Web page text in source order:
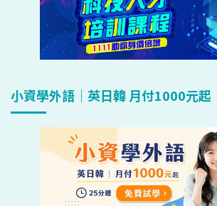
小資學外語｜英日韓 月付1000元起